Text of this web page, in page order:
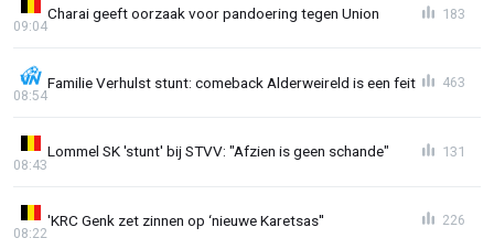
Charai geeft oorzaak voor pandoering tegen Union
09:04
183
Familie Verhulst stunt: comeback Alderweireld is een feit
08:54
463
Lommel SK 'stunt' bij STVV: "Afzien is geen schande"
08:43
131
'KRC Genk zet zinnen op ‘nieuwe Karetsas''
08:22
226